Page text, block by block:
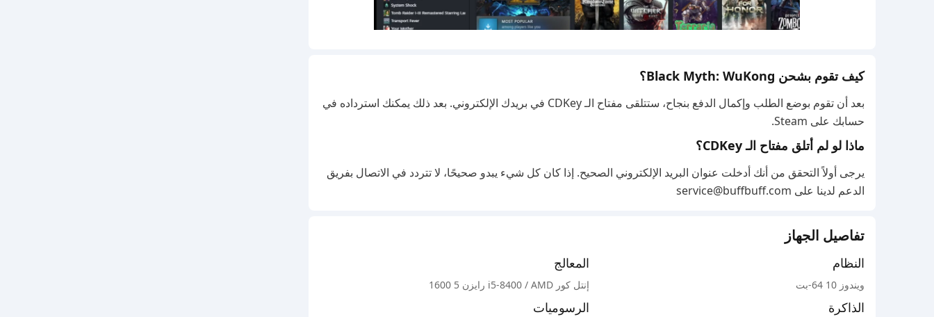
الخطوة التالية هي اختيار "تفعيل منتج على Steam..."
كيف تقوم بشحن Black Myth: WuKong؟
بعد أن تقوم بوضع الطلب وإكمال الدفع بنجاح، ستتلقى مفتاح الـ CDKey في بريدك الإلكتروني. بعد ذلك يمكنك استرداده في
حسابك على Steam.
ماذا لو لم أتلق مفتاح الـ CDKey؟
يرجى أولاً التحقق من أنك أدخلت عنوان البريد الإلكتروني الصحيح. إذا كان كل شيء يبدو صحيحًا، لا تتردد في الاتصال بفريق
الدعم لدينا على service@buffbuff.com
تفاصيل الجهاز
النظام
ويندوز 10 64-بت
المعالج
إنتل كور i5-8400 / AMD رايزن 5 1600
الذاكرة الرسوميات